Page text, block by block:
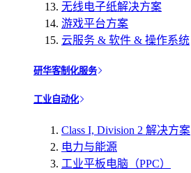
无线电子纸解决方案
游戏平台方案
云服务 & 软件 & 操作系统
研华客制化服务
工业自动化
Class I, Division 2 解决方案
电力与能源
工业平板电脑（PPC）